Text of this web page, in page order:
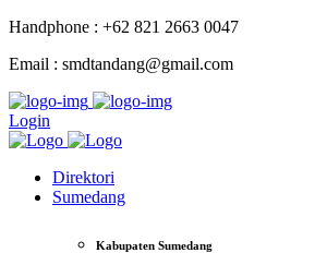
Handphone : +62 821 2663 0047
Email : smdtandang@gmail.com
Login
Direktori
Sumedang
Kabupaten Sumedang